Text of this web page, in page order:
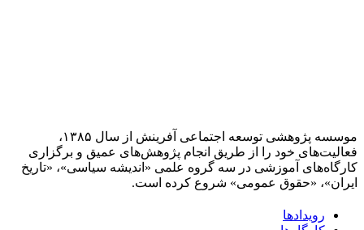
موسسه پژوهشی توسعه اجتماعی آفرینش از سال ۱۳۸۵،
فعالیت‌های خود را از طریق انجام پژوهش‌های عمیق و برگزاری
کارگاه‌های آموزشی در سه گروه علمی «اندیشه سیاسی»، «تاریخ
ایران»، «حقوق عمومی» شروع کرده است.
رویدادها